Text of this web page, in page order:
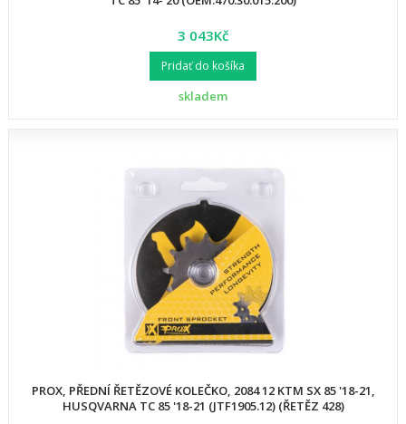
3 043Kč
Pridať do košíka
skladem
PROX, PŘEDNÍ ŘETĚZOVÉ KOLEČKO, 2084 12 KTM SX 85 '18-21,
HUSQVARNA TC 85 '18-21 (JTF1905.12) (ŘETĚZ 428)